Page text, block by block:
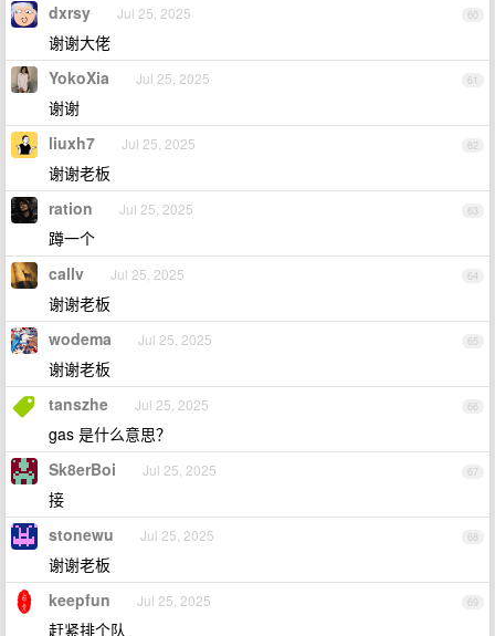
60
dxrsy Jul 25, 2025
谢谢大佬
61
YokoXia Jul 25, 2025
谢谢
62
liuxh7 Jul 25, 2025
谢谢老板
63
ration Jul 25, 2025
蹲一个
64
callv Jul 25, 2025
谢谢老板
65
wodema Jul 25, 2025
谢谢老板
66
tanszhe Jul 25, 2025
gas 是什么意思？
67
Sk8erBoi Jul 25, 2025
接
68
stonewu Jul 25, 2025
谢谢老板
69
keepfun Jul 25, 2025
赶紧排个队